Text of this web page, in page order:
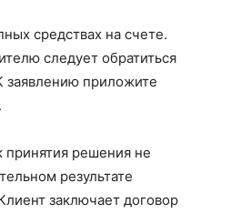
средствах на счете.
следует обратиться
заявлению приложите
решения не
результате
заключает договор